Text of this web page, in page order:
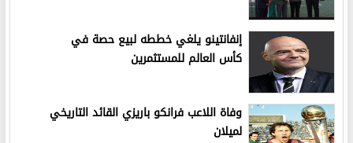
إنفانتينو يلغي خططه لبيع حصة في
كأس العالم للمستثمرين
وفاة اللاعب فرانكو باريزي القائد التاريخي
لميلان